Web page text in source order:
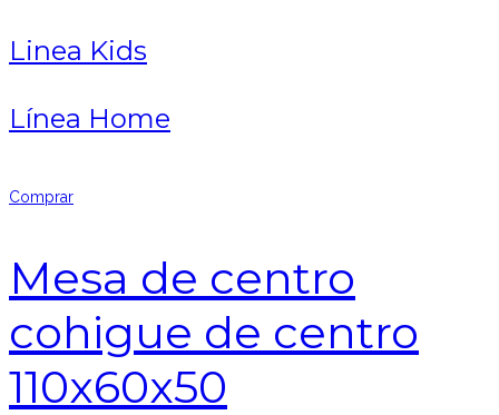
Linea Kids
Línea Home
Comprar
Mesa de centro
cohigue de centro
110x60x50